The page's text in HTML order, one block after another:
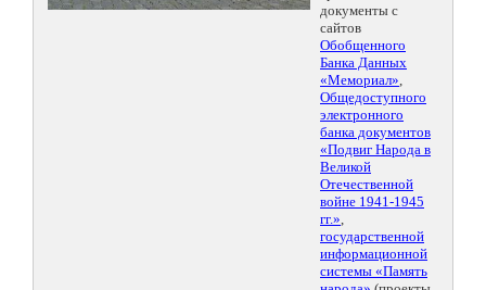
документы с
сайтов
Обобщенного
Банка Данных
«Мемориал»,
Общедоступного
электронного
банка документов
«Подвиг Народа в
Великой
Отечественной
войне 1941-1945
гг.»,
государственной
информационной
системы «Память